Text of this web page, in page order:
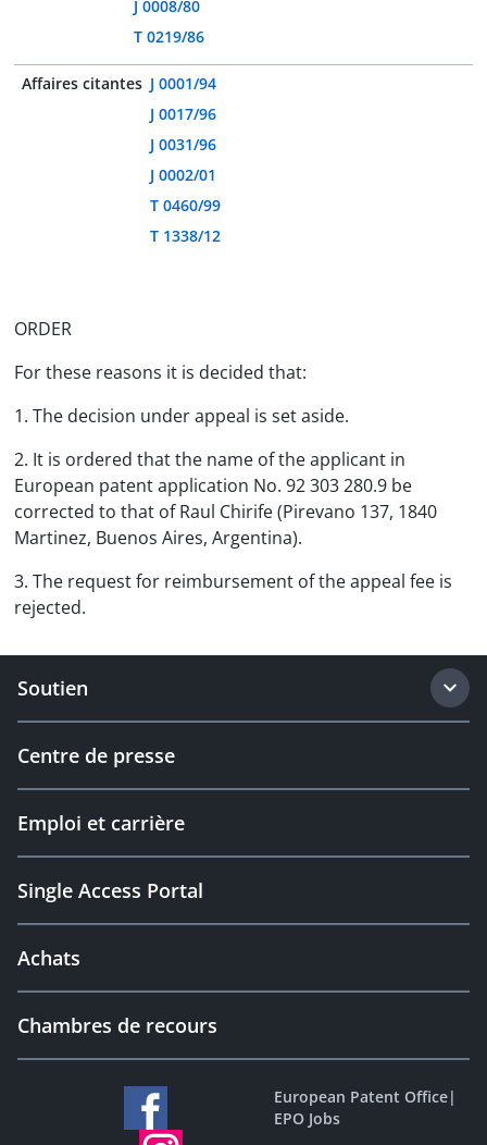
J 0008/80
T 0219/86
Affaires citantes J 0001/94
J 0017/96
J 0031/96
J 0002/01
T 0460/99
T 1338/12
ORDER
For these reasons it is decided that:
1. The decision under appeal is set aside.
2. It is ordered that the name of the applicant in
European patent application No. 92 303 280.9 be
corrected to that of Raul Chirife (Pirevano 137, 1840
Martinez, Buenos Aires, Argentina).
3. The request for reimbursement of the appeal fee is
rejected.
Soutien
Centre de presse
Emploi et carrière
Single Access Portal
Achats
Chambres de recours
European Patent Office|
EPO Jobs